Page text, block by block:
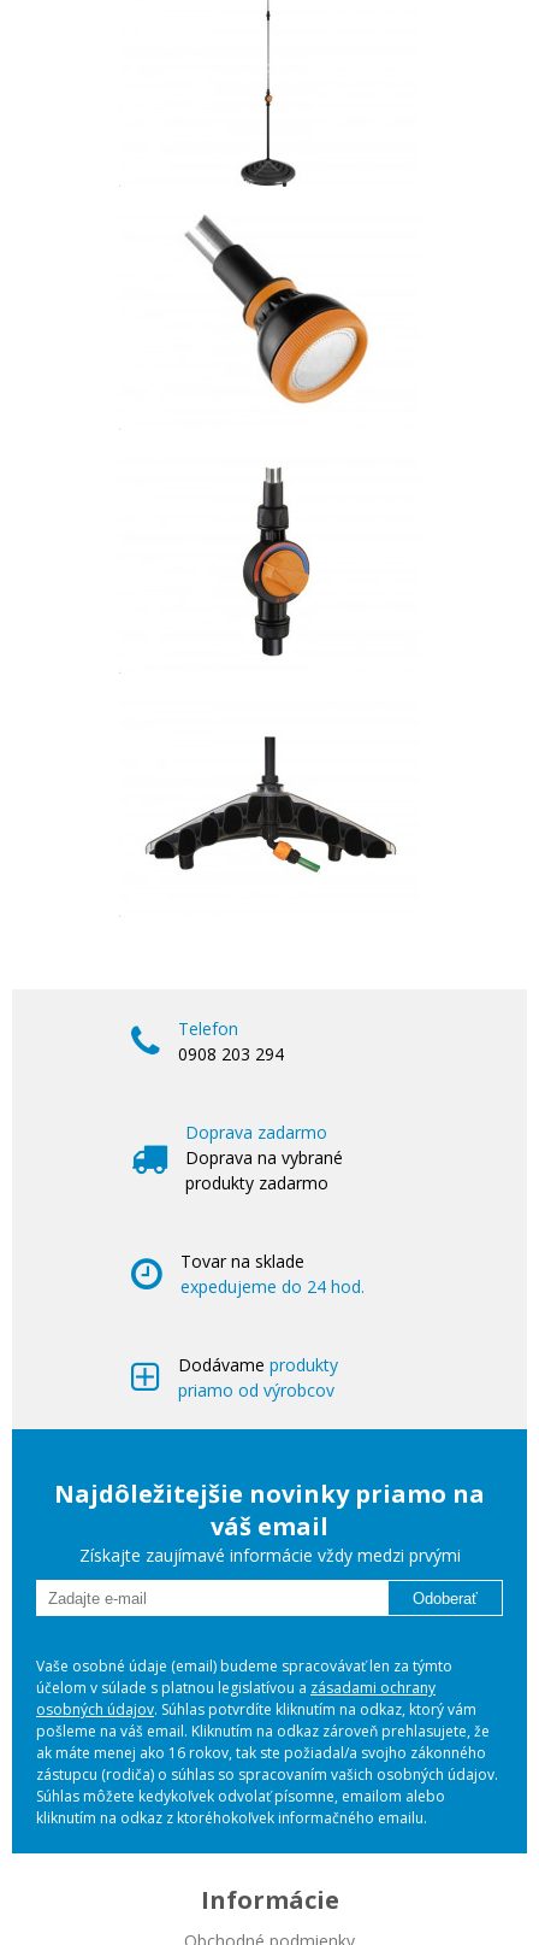
Telefon
0908 203 294
Doprava zadarmo
Doprava na vybrané
produkty zadarmo
Tovar na sklade
expedujeme do 24 hod.
Dodávame produkty
priamo od výrobcov
Najdôležitejšie novinky priamo na
váš email
Získajte zaujímavé informácie vždy medzi prvými
Odoberať
Vaše osobné údaje (email) budeme spracovávať len za týmto
účelom v súlade s platnou legislatívou a zásadami ochrany
osobných údajov. Súhlas potvrdíte kliknutím na odkaz, ktorý vám
pošleme na váš email. Kliknutím na odkaz zároveň prehlasujete, že
ak máte menej ako 16 rokov, tak ste požiadal/a svojho zákonného
zástupcu (rodiča) o súhlas so spracovaním vašich osobných údajov.
Súhlas môžete kedykoľvek odvolať písomne, emailom alebo
kliknutím na odkaz z ktoréhokoľvek informačného emailu.
Informácie